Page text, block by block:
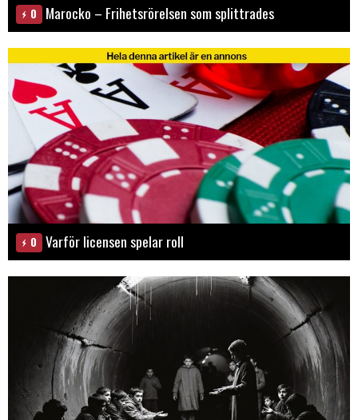
0 Marocko – Frihetsrörelsen som splittrades
0 Varför licensen spelar roll